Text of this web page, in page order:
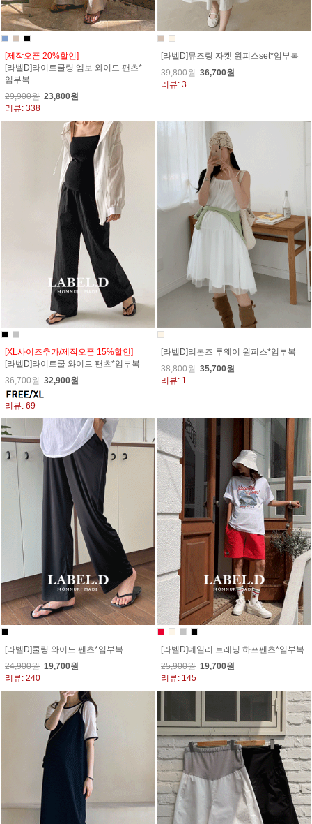
[제작오픈 20%할인]
[라벨D]라이트쿨링 엠보 와이드 팬츠*
임부복
29,900원 23,800원
리뷰: 338
[라벨D]뮤즈링 자켓 원피스set*임부복
39,800원 36,700원
리뷰: 3
[XL사이즈추가/제작오픈 15%할인]
[라벨D]라이트쿨 와이드 팬츠*임부복
36,700원 32,900원
리뷰: 69
[라벨D]리본즈 투웨이 원피스*임부복
38,800원 35,700원
리뷰: 1
[라벨D]쿨링 와이드 팬츠*임부복
24,900원 19,700원
리뷰: 240
[라벨D]데일리 트레닝 하프팬츠*임부복
25,900원 19,700원
리뷰: 145